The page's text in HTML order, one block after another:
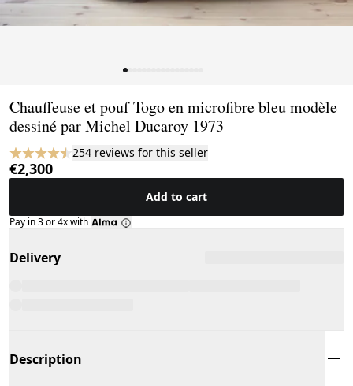
Chauffeuse et pouf Togo en microfibre bleu modèle
dessiné par Michel Ducaroy 1973
254 reviews for this seller
€2,300
Add to cart
Pay in 3 or 4x with
Delivery
Description